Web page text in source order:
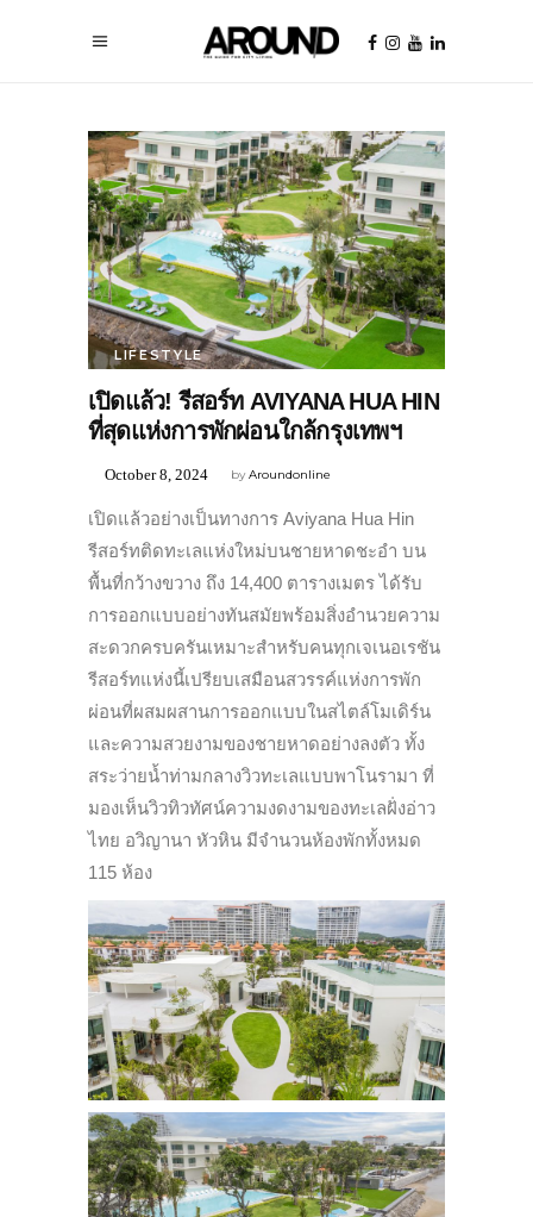
LIFESTYLE
เปิดแล้ว! รีสอร์ท AVIYANA HUA HIN
ที่สุดแห่งการพักผ่อนใกล้กรุงเทพฯ
byAroundonline
October 8, 2024
เปิดแล้วอย่างเป็นทางการ Aviyana Hua Hin
รีสอร์ทติดทะเลแห่งใหม่บนชายหาดชะอำ บน
พื้นที่กว้างขวาง ถึง 14,400 ตารางเมตร ได้รับ
การออกแบบอย่างทันสมัยพร้อมสิ่งอำนวยความ
สะดวกครบครันเหมาะสำหรับคนทุกเจเนอเรชัน
รีสอร์ทแห่งนี้เปรียบเสมือนสวรรค์แห่งการพัก
ผ่อนที่ผสมผสานการออกแบบในสไตล์โมเดิร์น
และความสวยงามของชายหาดอย่างลงตัว ทั้ง
สระว่ายน้ำท่ามกลางวิวทะเลแบบพาโนรามา ที่
มองเห็นวิวทิวทัศน์ความงดงามของทะเลฝั่งอ่าว
ไทย อวิญานา หัวหิน มีจำนวนห้องพักทั้งหมด
115 ห้อง